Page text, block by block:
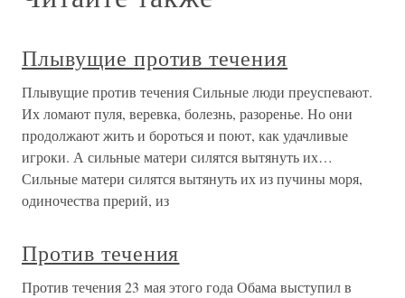
Плывущие против течения
Плывущие против течения Сильные люди преуспевают.
Их ломают пуля, веревка, болезнь, разоренье. Но они
продолжают жить и бороться и поют, как удачливые
игроки. А сильные матери силятся вытянуть их…
Сильные матери силятся вытянуть их из пучины моря,
одиночества прерий, из
Против течения
Против течения 23 мая этого года Обама выступил в